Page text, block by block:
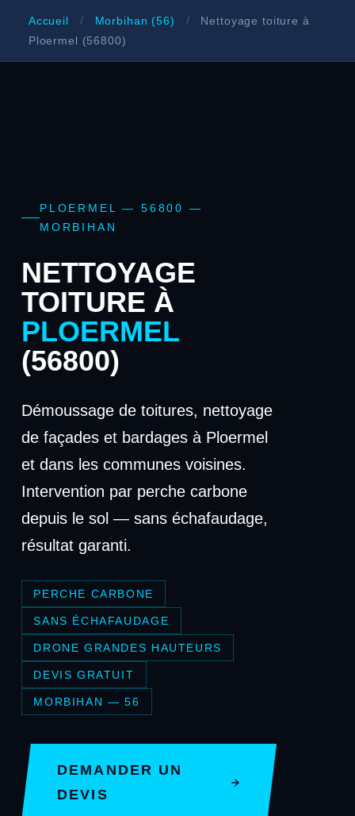
Accueil / Morbihan (56) /
Nettoyage toiture à
Ploermel (56800)
PLOERMEL — 56800 —
MORBIHAN
NETTOYAGE
TOITURE À
PLOERMEL
(56800)
Démoussage de toitures, nettoyage
de façades et bardages à Ploermel
et dans les communes voisines.
Intervention par perche carbone
depuis le sol — sans échafaudage,
résultat garanti.
PERCHE CARBONE
SANS ÉCHAFAUDAGE
DRONE GRANDES HAUTEURS
DEVIS GRATUIT
MORBIHAN — 56
DEMANDER UN
DEVIS